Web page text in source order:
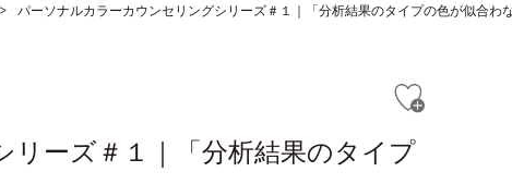
パーソナルカラーカウンセリングシリーズ＃１｜「分析結果のタイプの色が似合わ
ーズ＃１｜「分析結果のタイプ